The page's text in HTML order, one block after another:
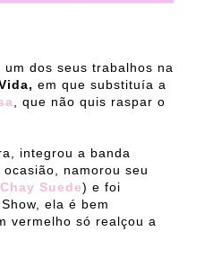
um dos seus trabalhos na
em que substituía a
, que não quis raspar o
integrou a banda
namorou seu
Suede) e foi
ela é bem
vermelho só realçou a